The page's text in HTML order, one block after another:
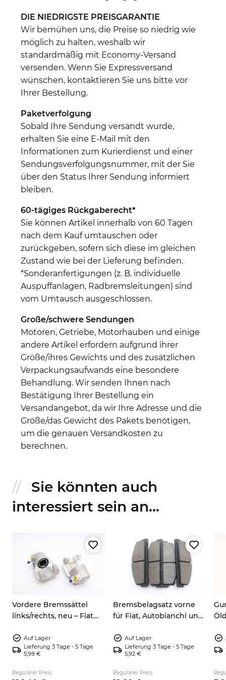
DIE NIEDRIGSTE PREISGARANTIE
Wir bemühen uns, die Preise so niedrig wie
möglich zu halten, weshalb wir
standardmäßig mit Economy-Versand
versenden. Wenn Sie Expressversand
wünschen, kontaktieren Sie uns bitte vor
Ihrer Bestellung.
Paketverfolgung
Sobald Ihre Sendung versandt wurde,
erhalten Sie eine E-Mail mit den
Informationen zum Kurierdienst und einer
Sendungsverfolgungsnummer, mit der Sie
über den Status Ihrer Sendung informiert
bleiben.
60-tägiges Rückgaberecht*
Sie können Artikel innerhalb von 60 Tagen
nach dem Kauf umtauschen oder
zurückgeben, sofern sich diese im gleichen
Zustand wie bei der Lieferung befinden.
*Sonderanfertigungen (z. B. individuelle
Auspuffanlagen, Radbremsleitungen) sind
vom Umtausch ausgeschlossen.
Große/schwere Sendungen
Motoren, Getriebe, Motorhauben und einige
andere Artikel erfordern aufgrund ihrer
Größe/ihres Gewichts und des zusätzlichen
Verpackungsaufwands eine besondere
Behandlung. Wir senden Ihnen nach
Bestätigung Ihrer Bestellung ein
Versandangebot, da wir Ihre Adresse und die
Größe/das Gewicht des Pakets benötigen,
um die genauen Versandkosten zu
berechnen.
Sie könnten auch
interessiert sein an...
Vordere Bremssättel
links/rechts, neu – Fiat
YugoAuf Lager
Lieferung 3 Tage - 5 Tage
5,98 €
Regulärer Preis
Bremsbelagsatz vorne
für Fiat, Autobianchi und
128, 131, 132, X1/9
Auf Lager
Lieferung 3 Tage - 5 Tage
5,92 €
Regulärer Preis
132